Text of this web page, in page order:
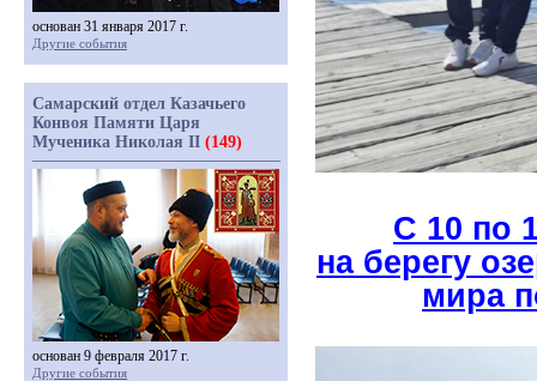
С 10 по
на берегу
мира
основан 31 января 2017 г.
Другие события
Самарский отдел Казачьего
Конвоя Памяти Царя
Мученика Николая II (149)
основан 9 февраля 2017 г.
Другие события